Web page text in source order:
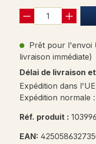
Prêt pour l'envoi
livraison immédiate)
Délai de livraison
Expédition dans
Expédition normale
Réf. produit : 103996
EAN: